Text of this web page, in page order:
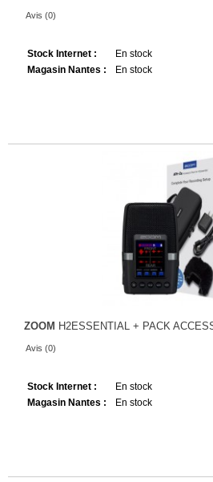
Avis (0)
Stock Internet :
En stock
Magasin Nantes :
En stock
ZOOM H2ESSENTIAL + PACK
Avis (0)
Stock Internet :
En stock
Magasin Nantes :
En stock